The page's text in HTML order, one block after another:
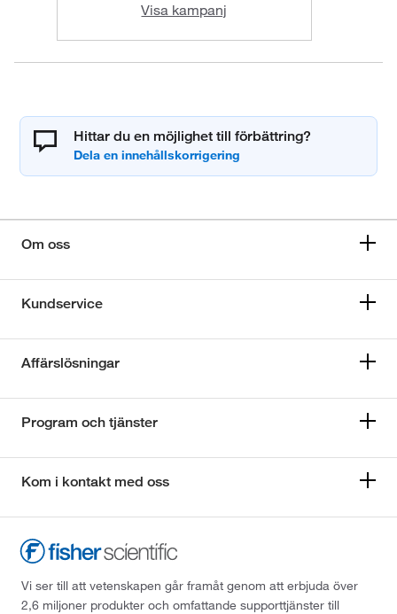
Visa kampanj
Hittar du en möjlighet till förbättring?
Om oss
Kundservice
Affärslösningar
Program och tjänster
Kom i kontakt med oss
Vi ser till att vetenskapen går framåt genom att erbjuda över
2,6 miljoner produkter och omfattande supporttjänster till